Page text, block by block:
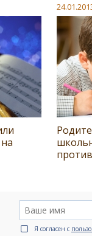
Я согласен с